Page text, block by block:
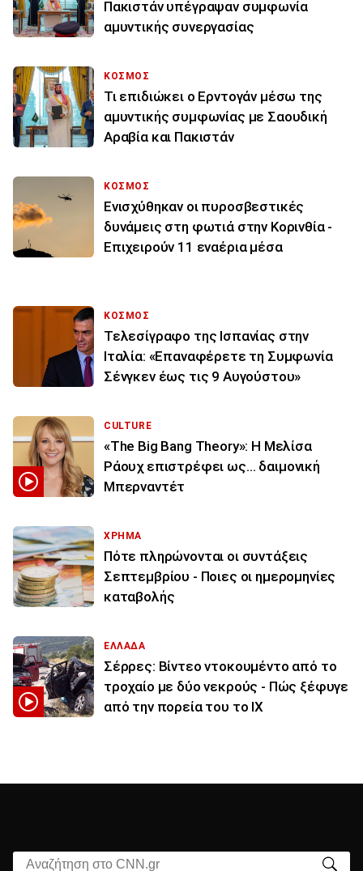
Πακιστάν υπέγραψαν συμφωνία
αμυντικής συνεργασίας
ΚΟΣΜΟΣ
Τι επιδιώκει ο Ερντογάν μέσω της
αμυντικής συμφωνίας με Σαουδική
Αραβία και Πακιστάν
ΚΟΣΜΟΣ
Ενισχύθηκαν οι πυροσβεστικές
δυνάμεις στη φωτιά στην Κορινθία -
Επιχειρούν 11 εναέρια μέσα
ΚΟΣΜΟΣ
Τελεσίγραφο της Ισπανίας στην
Ιταλία: «Επαναφέρετε τη Συμφωνία
Σένγκεν έως τις 9 Αυγούστου»
CULTURE
«The Big Bang Theory»: Η Μελίσα
Ράουχ επιστρέφει ως… δαιμονική
Μπερναντέτ
ΧΡΗΜΑ
Πότε πληρώνονται οι συντάξεις
Σεπτεμβρίου - Ποιες οι ημερομηνίες
καταβολής
ΕΛΛΑΔΑ
Σέρρες: Βίντεο ντοκουμέντο από το
τροχαίο με δύο νεκρούς - Πώς ξέφυγε
από την πορεία του το ΙΧ
Αναζήτηση στο CNN.gr